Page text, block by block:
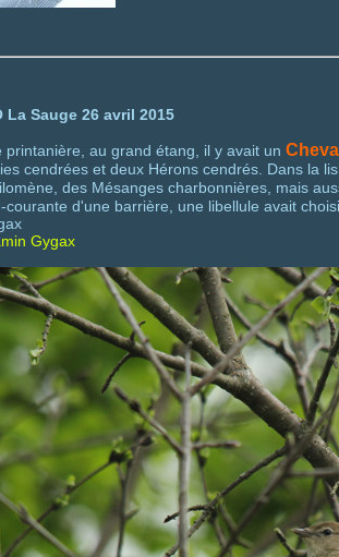
La Sauge 26 avril 2015
printanière, au grand étang, il y avait un
cendrées et deux Hérons cendrés. Dans la
des Mésanges charbonnières, mais
courante d'une barrière, une libellule avait
Gygax